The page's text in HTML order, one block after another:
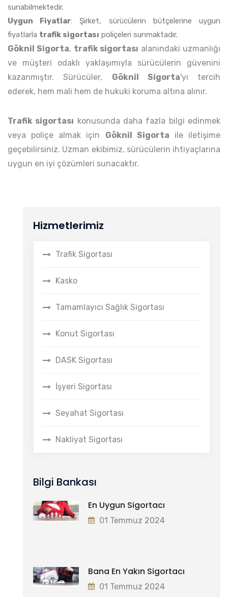
sunabilmektedir.
Uygun Fiyatlar: Şirket, sürücülerin bütçelerine uygun
fiyatlarla trafik sigortası poliçeleri sunmaktadır.
Göknil Sigorta, trafik sigortası alanındaki uzmanlığı
ve müşteri odaklı yaklaşımıyla sürücülerin güvenini
kazanmıştır. Sürücüler, Göknil Sigorta'yı tercih
ederek, hem mali hem de hukuki koruma altına alınır.
Trafik sigortası konusunda daha fazla bilgi edinmek
veya poliçe almak için Göknil Sigorta ile iletişime
geçebilirsiniz. Uzman ekibimiz, sürücülerin ihtiyaçlarına
uygun en iyi çözümleri sunacaktır.
Hizmetlerimiz
Trafik Sigortası
Kasko
Tamamlayıcı Sağlık Sigortası
Konut Sigortası
DASK Sigortası
İşyeri Sigortası
Seyahat Sigortası
Nakliyat Sigortası
Bilgi Bankası
En Uygun Sigortacı
01 Temmuz 2024
Bana En Yakın Sigortacı
01 Temmuz 2024